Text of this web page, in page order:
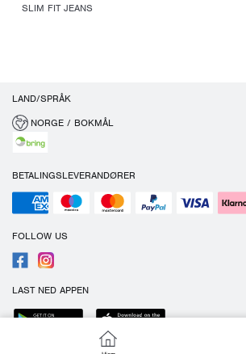
SLIM FIT JEANS
LAND/SPRÅK
NORGE / BOKMÅL
BETALINGSLEVERANDØRER
FOLLOW US
LAST NED APPEN